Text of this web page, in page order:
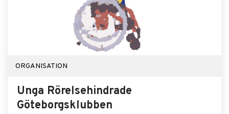
ORGANISATION
Unga Rörelsehindrade
Göteborgsklubben